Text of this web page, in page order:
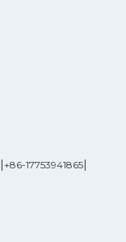
+86-17753941865|